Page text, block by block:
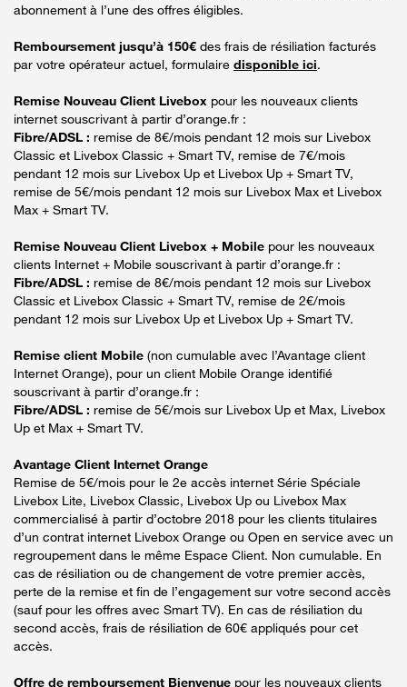
abonnement à l’une des offres éligibles.
Remboursement jusqu’à 150€ des frais de résiliation facturés
par votre opérateur actuel, formulaire disponible ici.
Remise Nouveau Client Livebox pour les nouveaux clients
internet souscrivant à partir d’orange.fr :
Fibre/ADSL : remise de 8€/mois pendant 12 mois sur Livebox
Classic et Livebox Classic + Smart TV, remise de 7€/mois
pendant 12 mois sur Livebox Up et Livebox Up + Smart TV,
remise de 5€/mois pendant 12 mois sur Livebox Max et Livebox
Max + Smart TV.
Remise Nouveau Client Livebox + Mobile pour les nouveaux
clients Internet + Mobile souscrivant à partir d’orange.fr :
Fibre/ADSL : remise de 8€/mois pendant 12 mois sur Livebox
Classic et Livebox Classic + Smart TV, remise de 2€/mois
pendant 12 mois sur Livebox Up et Livebox Up + Smart TV.
Remise client Mobile (non cumulable avec l’Avantage client
Internet Orange), pour un client Mobile Orange identifié
souscrivant à partir d’orange.fr :
Fibre/ADSL : remise de 5€/mois sur Livebox Up et Max, Livebox
Up et Max + Smart TV.
Avantage Client Internet Orange
Remise de 5€/mois pour le 2e accès internet Série Spéciale
Livebox Lite, Livebox Classic, Livebox Up ou Livebox Max
commercialisé à partir d’octobre 2018 pour les clients titulaires
d’un contrat internet Livebox Orange ou Open en service avec un
regroupement dans le même Espace Client. Non cumulable. En
cas de résiliation ou de changement de votre premier accès,
perte de la remise et fin de l’engagement sur votre second accès
(sauf pour les offres avec Smart TV). En cas de résiliation du
second accès, frais de résiliation de 60€ appliqués pour cet
accès.
Offre de remboursement Bienvenue pour les nouveaux clients